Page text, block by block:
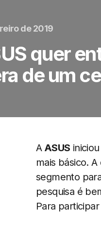
de 2019
quer
de um
AASUS
mais básico.
segmento
pesquisa é
Para